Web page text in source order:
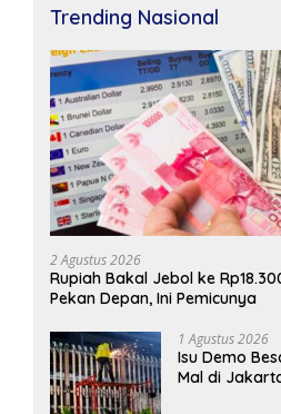
Trending Nasional
2 Agustus 2026
Rupiah Bakal Jebol ke
Pekan Depan, Ini Pemicunya
1 Agustus 2026
Isu Demo
Mal di